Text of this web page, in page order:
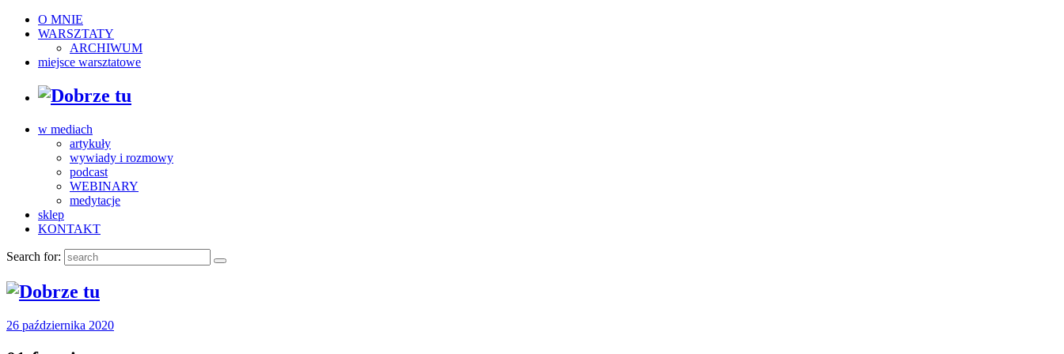
O MNIE
WARSZTATY
ARCHIWUM
miejsce warsztatowe
w mediach
artykuły
wywiady i rozmowy
podcast
WEBINARY
medytacje
sklep
KONTAKT
Search for:
26 października 2020